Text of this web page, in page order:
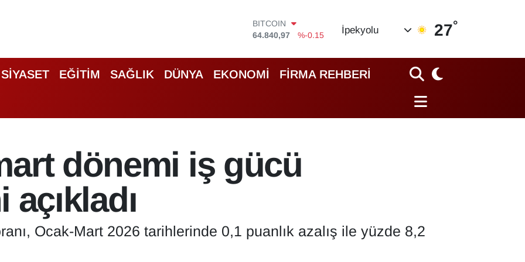
DOLAR
47,7436
%0.18
55,2510
%0.32
STERLİN
64,4811
%0.38
BİST100
İpekyolu 27°
SİYASET EĞİTİM SAĞLIK DÜNYA EKONOMİ FİRMA REHBERİ
dönemi iş gücü
Ocak-Mart 2026 tarihlerinde 0,1 puanlık azalış ile yüzde 8,2